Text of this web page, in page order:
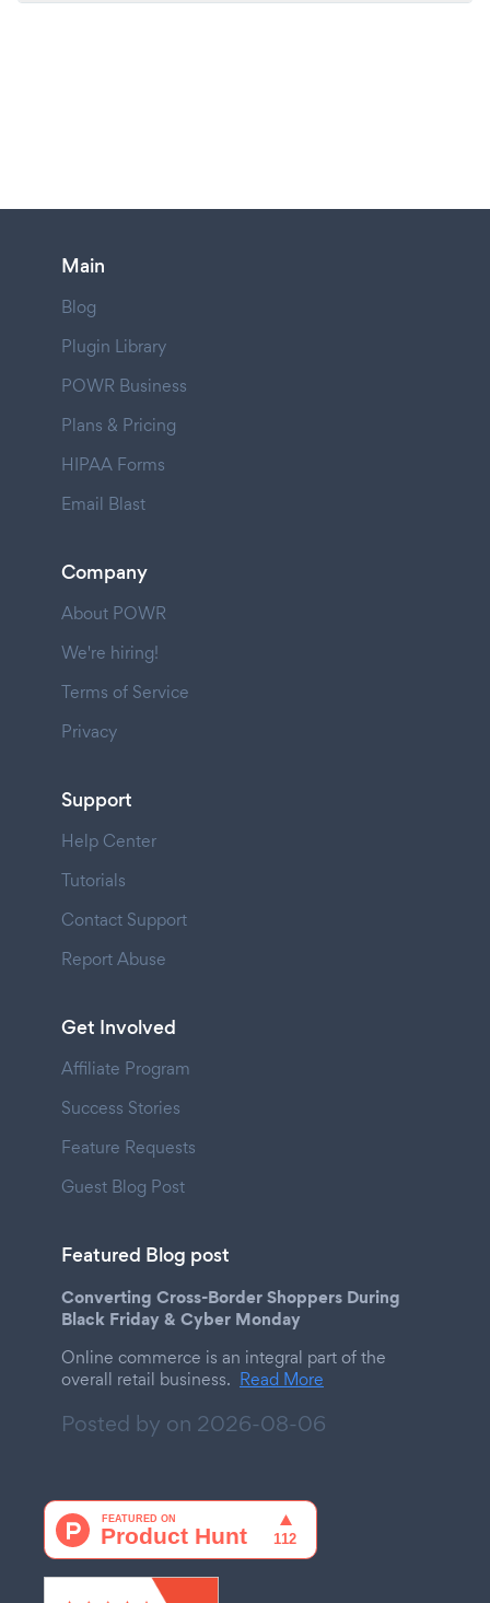
Main
Blog
Plugin Library
POWR Business
Plans & Pricing
HIPAA Forms
Email Blast
Company
About POWR
We're hiring!
Terms of Service
Privacy
Support
Help Center
Tutorials
Contact Support
Report Abuse
Get Involved
Affiliate Program
Success Stories
Feature Requests
Guest Blog Post
Featured Blog post
Converting Cross-Border Shoppers During
Black Friday & Cyber Monday
Online commerce is an integral part of the
overall retail business. Read More
Posted by on 2026-08-06